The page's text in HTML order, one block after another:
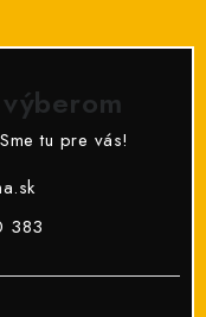
tu pre vás!
383